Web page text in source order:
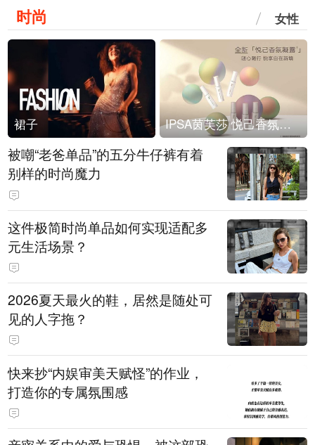
时尚 女性
裙子 IPSA茵芙莎 悦己香氛凝露上市
被嘲“老爸单品”的五分牛仔裤有着
别样的时尚魔力
这件极简时尚单品如何实现适配多
元生活场景？
2026夏天最火的鞋，居然是随处可
见的人字拖？
快来抄“内娱审美天赋怪”的作业，
打造你的专属氛围感